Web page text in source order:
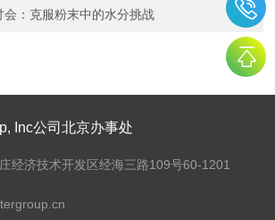
会：克服粉末中的水分挑战
Inc公司北京办事处
经济技术开发区经海三路109号60-1201